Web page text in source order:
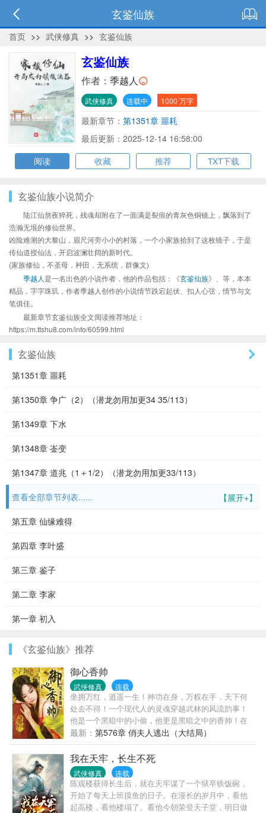
玄鉴仙族
首页 >> 武侠修真 >> 玄鉴仙族
玄鉴仙族
作者： 季越人
武侠修真 连载中 1000 万字
最新章节： 第1351章 噩耗
最后更新：2025-12-14 16:58:00
阅读
收藏 推荐 TXT下载
玄鉴仙族小说简介
陆江仙熬夜猝死，残魂却附在了一面满是裂痕的青灰色铜镜上，飘落到了
浩瀚无垠的修仙世界。
凶险难测的大黎山，眉尺河旁小小的村落，一个小家族拾到了这枚镜子，于是
传仙道授仙法，开启波澜壮阔的新时代。
(家族修仙，不圣母，种田，无系统，群像文)
季越人是一名出色的小说作者，他的作品包括：《玄鉴仙族》、等，本本
精品，字字珠玑，作者季越人创作的小说情节跌宕起伏、扣人心弦，情节与文
笔俱佳。
最新章节玄鉴仙族全文阅读推荐地址：
https://m.ttshu8.com/info/60599.html
玄鉴仙族
第1351章 噩耗
第1350章 争广（2）（潜龙勿用加更34 35/113）
第1349章 下水
第1348章 崟变
第1347章 道兆（1＋1/2）（潜龙勿用加更33/113）
【展开+】
查看全部章节列表......
第五章 仙缘难得
第四章 李叶盛
第三章 鉴子
第二章 李家
第一章 初入
《玄鉴仙族》推荐
御心香帅
武侠修真 连载
坐拥万红，逍遥一生！神功在身，万权在手，天下何
处去不得！一个现代人的灵魂穿越武林的风流韵事！
他是一个黑暗中的小偷，他更是黑暗之中的香帅！在
前后两代武林十花，几位师娘以及众多的美人美妇的
帮助之下，他成为了这一个大陆最顶端的存在！整一
个大陆几乎所有的美人都被他收入后宫之中！而故事
的开端，是从他将上一代武林十花的花魁沈雪柔给采
了开始……
最新： 第576章 俏夫人逃出（大结局）
我在天牢，长生不死
武侠修真 连载
陈观楼获得长生后，就在天牢谋了一个狱卒铁饭碗，
开始了每天上班摸鱼的日子。在漫长的岁月中，看他
起高楼，看他楼塌了。看他今朝荣登天子堂，明日做